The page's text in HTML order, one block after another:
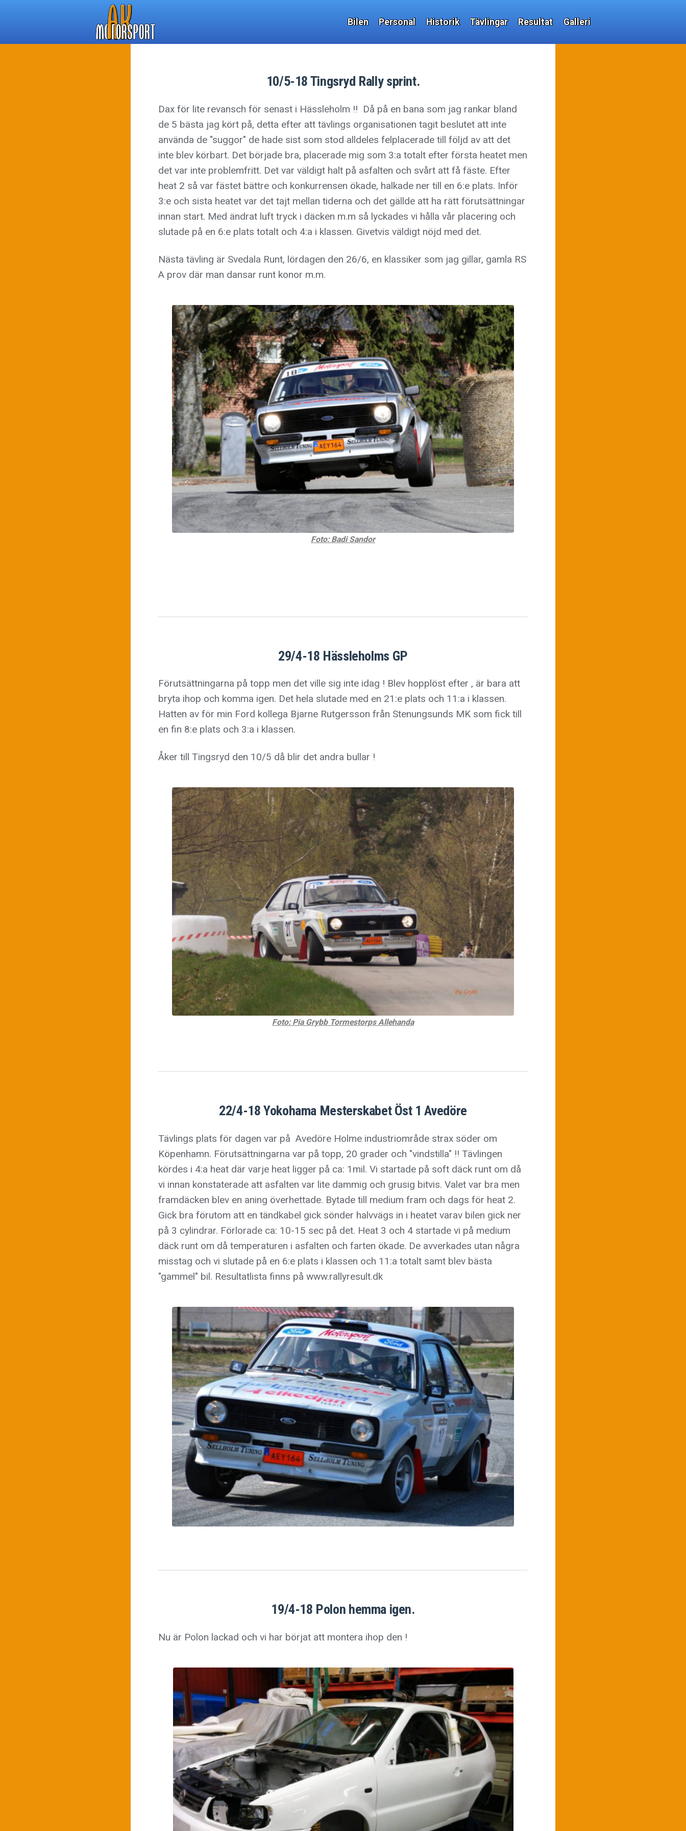
Bilen Personal Historik Tävlingar Resultat Galleri
10/5-18 Tingsryd Rally sprint.
Dax för lite revansch för senast i Hässleholm !! Då på en bana som jag rankar bland
de 5 bästa jag kört på, detta efter att tävlings organisationen tagit beslutet att inte
använda de "suggor" de hade sist som stod alldeles felplacerade till följd av att det
inte blev körbart. Det började bra, placerade mig som 3:a totalt efter första heatet men
det var inte problemfritt. Det var väldigt halt på asfalten och svårt att få fäste. Efter
heat 2 så var fästet bättre och konkurrensen ökade, halkade ner till en 6:e plats. Inför
3:e och sista heatet var det tajt mellan tiderna och det gällde att ha rätt förutsättningar
innan start. Med ändrat luft tryck i däcken m.m så lyckades vi hålla vår placering och
slutade på en 6:e plats totalt och 4:a i klassen. Givetvis väldigt nöjd med det.
Nästa tävling är Svedala Runt, lördagen den 26/6, en klassiker som jag gillar, gamla RS
A prov där man dansar runt konor m.m.
Foto: Badi Sandor
29/4-18 Hässleholms GP
Förutsättningarna på topp men det ville sig inte idag ! Blev hopplöst efter , är bara att
bryta ihop och komma igen. Det hela slutade med en 21:e plats och 11:a i klassen.
Hatten av för min Ford kollega Bjarne Rutgersson från Stenungsunds MK som fick till
en fin 8:e plats och 3:a i klassen.
Åker till Tingsryd den 10/5 då blir det andra bullar !
Foto: Pia Grybb Tormestorps Allehanda
22/4-18 Yokohama Mesterskabet Öst 1 Avedöre
Tävlings plats för dagen var på Avedöre Holme industriområde strax söder om
Köpenhamn. Förutsättningarna var på topp, 20 grader och "vindstilla" !! Tävlingen
kördes i 4:a heat där varje heat ligger på ca: 1mil. Vi startade på soft däck runt om då
vi innan konstaterade att asfalten var lite dammig och grusig bitvis. Valet var bra men
framdäcken blev en aning överhettade. Bytade till medium fram och dags för heat 2.
Gick bra förutom att en tändkabel gick sönder halvvägs in i heatet varav bilen gick ner
på 3 cylindrar. Förlorade ca: 10-15 sec på det. Heat 3 och 4 startade vi på medium
däck runt om då temperaturen i asfalten och farten ökade. De avverkades utan några
misstag och vi slutade på en 6:e plats i klassen och 11:a totalt samt blev bästa
"gammel" bil. Resultatlista finns på www.rallyresult.dk
19/4-18 Polon hemma igen.
Nu är Polon lackad och vi har börjat att montera ihop den !